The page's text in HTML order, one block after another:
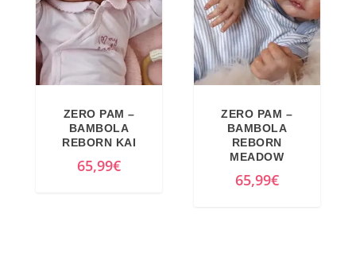
ZERO PAM –
BAMBOLA
REBORN KAI
65,99€
ZERO PAM –
BAMBOLA
REBORN
MEADOW
65,99€